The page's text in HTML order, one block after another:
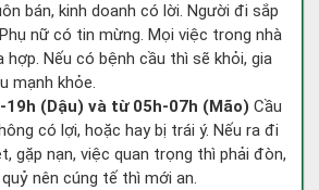
bán, kinh doanh có lời. Người đi sắp
nữ có tin mừng. Mọi việc trong nhà
hợp. Nếu có bệnh cầu thì sẽ khỏi, gia
mạnh khỏe.
19h (Dậu) và từ 05h-07h (Mão) Cầu
có lợi, hoặc hay bị trái ý. Nếu ra đi
gặp nạn, việc quan trọng thì phải đòn,
nên cúng tế thì mới an.